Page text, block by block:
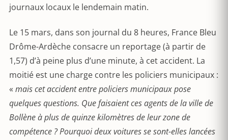
journaux locaux le lendemain matin.
Le 15 mars, dans son journal du 8 heures, France Bleu
Drôme-Ardèche consacre un reportage (à partir de
1,57) d’à peine plus d’une minute, à cet accident. La
moitié est une charge contre les policiers municipaux :
« mais cet accident entre policiers municipaux pose
quelques questions. Que faisaient ces agents de la ville de
Bollène à plus de quinze kilomètres de leur zone de
compétence ? Pourquoi deux voitures se sont-elles lancées